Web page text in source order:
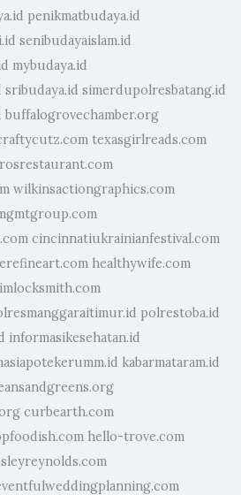
penikmatbudaya.id
senibudayaislam.id
mybudaya.id
sribudaya.id simerdupolresbatang.id
buffalogrovechamber.org
texasgirlreads.com
wilkinsactiongraphics.com
cincinnatiukrainianfestival.com
healthywife.com
polrestoba.id
informasikesehatan.id
kabarmataram.id
curbearth.com
hello-trove.com